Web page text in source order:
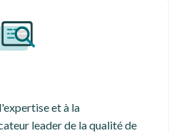
et à la
leader de la qualité de